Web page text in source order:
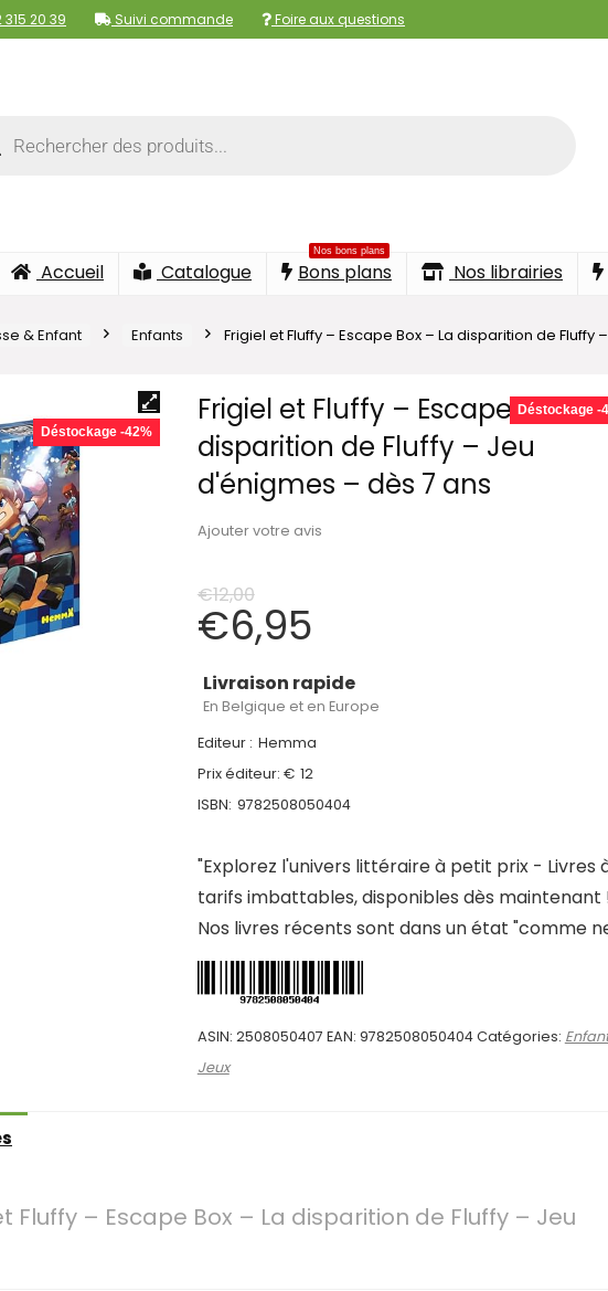
315 20 39 Suivi commande Foire aux questions
Accueil Catalogue
Nos bons plans
Bons plans Nos librairies
& Enfant Enfants Frigiel et Fluffy – Escape Box – La disparition de
Déstockage -42%
Frigiel et Fluffy – Escape Box –
disparition de Fluffy – Jeu
d'énigmes – dès 7 ans
Ajouter votre avis
€12,00
€6,95
Déstockage -
Livraison rapide
En Belgique et en Europe
Editeur : Hemma
Prix éditeur: € 12
ISBN: 9782508050404
"Explorez l'univers littéraire à petit prix - Livres
tarifs imbattables, disponibles dès maintenant
Nos livres récents sont dans un état "comme
ASIN: 2508050407 EAN: 9782508050404Catégories:
Jeux
Fluffy – Escape Box – La disparition de Fluffy – Jeu